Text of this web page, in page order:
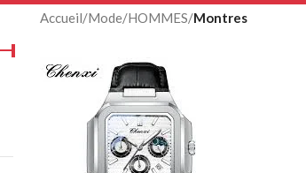
Accueil/Mode/HOMMES/Montres